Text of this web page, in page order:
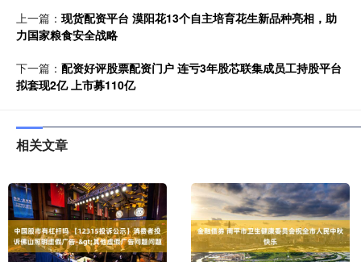
上一篇： 现货配资平台 漠阳花13个自主培育花生新品种亮相，助
力国家粮食安全战略
下一篇： 配资好评股票配资门户 连亏3年股芯联集成员工持股平台
拟套现2亿 上市募110亿
相关文章